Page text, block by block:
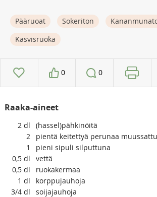
Pääruoat Sokeriton
Kasvisruoka
0 0
Raaka-aineet
2 dl
(hassel)pähkinöitä
2
pientä keitettyä perunaa
1
pieni sipuli silputtuna
0,5 dl
vettä
0,5 dl
ruokakermaa
1 dl
korppujauhoja
3/4 dl
soijajauhoja